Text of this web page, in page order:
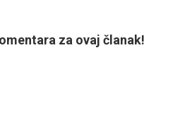
za ovaj članak!